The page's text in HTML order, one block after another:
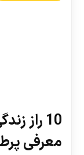
10 راز
معرفی